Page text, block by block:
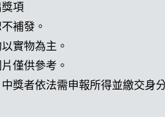
項
補發。
實物為主。
僅供參考。
獎者依法需申報所得並繳交身